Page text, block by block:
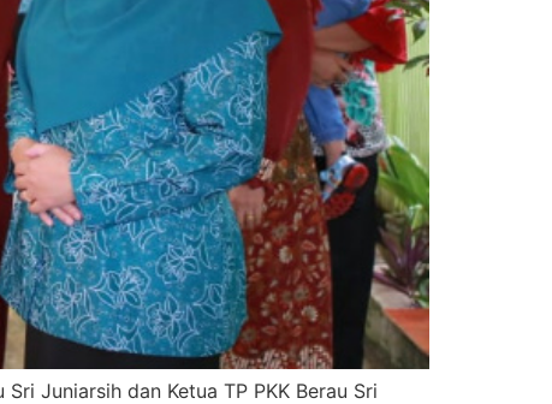
Juniarsih dan Ketua TP PKK Berau Sri